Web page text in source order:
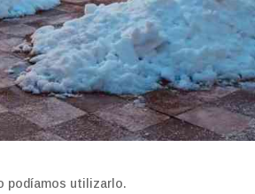
podíamos utilizarlo.